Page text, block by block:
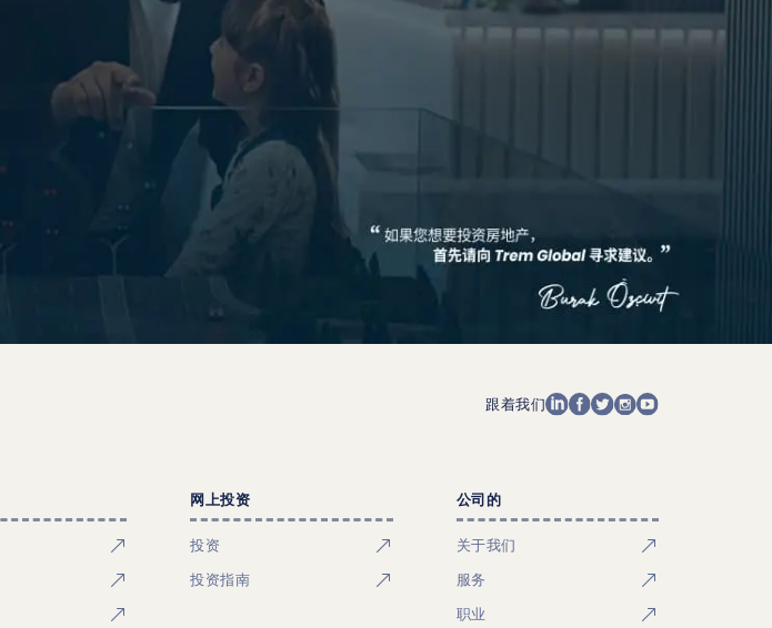
跟着我们
网上投资
投资
投资指南
公司的
关于我们
服务
职业